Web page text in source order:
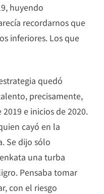
huyendo
recordarnos que
inferiores. Los que
quedó
precisamente,
e inicios de 2020.
cayó en la
Se dijo sólo
una turba
Pensaba tomar
con el riesgo